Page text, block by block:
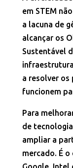
em STEM
a lacuna de
alcançar os
Sustentável
a resolver os
funcionem
Para
de
ampliar a
mercado. É